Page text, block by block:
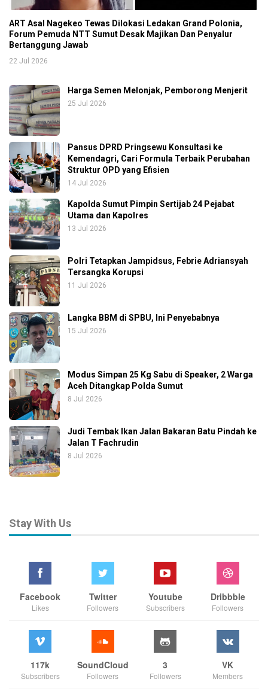
ART Asal Nagekeo Tewas Dilokasi Ledakan Grand Polonia,
Forum Pemuda NTT Sumut Desak Majikan Dan Penyalur
Bertanggung Jawab
22 Jul 2026
Harga Semen Melonjak, Pemborong Menjerit
25 Jul 2026
Pansus DPRD Pringsewu Konsultasi ke
Kemendagri, Cari Formula Terbaik Perubahan
Struktur OPD yang Efisien
14 Jul 2026
Kapolda Sumut Pimpin Sertijab 24 Pejabat
Utama dan Kapolres
13 Jul 2026
Polri Tetapkan Jampidsus, Febrie Adriansyah
Tersangka Korupsi
11 Jul 2026
Langka BBM di SPBU, Ini Penyebabnya
15 Jul 2026
Modus Simpan 25 Kg Sabu di Speaker, 2 Warga
Aceh Ditangkap Polda Sumut
8 Jul 2026
Judi Tembak Ikan Jalan Bakaran Batu Pindah ke
Jalan T Fachrudin
8 Jul 2026
Stay With Us
Facebook
Likes
Twitter
Followers
Youtube
Subscribers
Dribbble
Followers
117k
Subscribers
SoundCloud
Followers
3
Followers
VK
Members